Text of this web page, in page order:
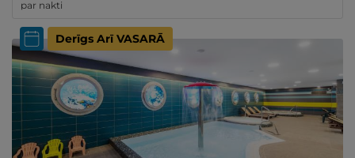
par nakti
Derīgs Arī VASARĀ